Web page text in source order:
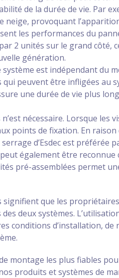
de la durée de vie. Par
neige, provoquant
les performances du
2 unités sur le grand côté,
génération.
est indépendant du
peuvent être infligées au
une durée de vie plus
nécessaire. Lorsque les
points de fixation. En raison
d’Esdec est préférée
également être reconnue
pré-assemblées permet
que les
deux systèmes.
conditions d’installation, de
montage les plus fiables
produits et systèmes de